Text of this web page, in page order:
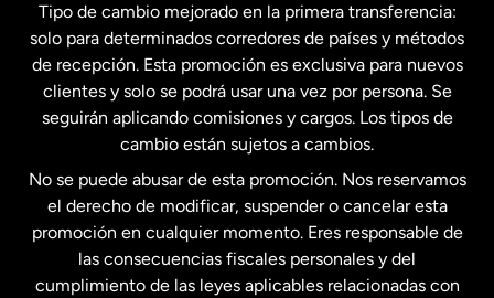
Estados Unidos English
Estados Unidos Español
Francia
Malasia
Tipo de cambio mejorado en la primera transferencia:
solo para determinados corredores de países y métodos
de recepción. Esta promoción es exclusiva para nuevos
clientes y solo se podrá usar una vez por persona. Se
seguirán aplicando comisiones y cargos. Los tipos de
cambio están sujetos a cambios.
No se puede abusar de esta promoción. Nos reservamos
el derecho de modificar, suspender o cancelar esta
promoción en cualquier momento. Eres responsable de
las consecuencias fiscales personales y del
cumplimiento de las leyes aplicables relacionadas con